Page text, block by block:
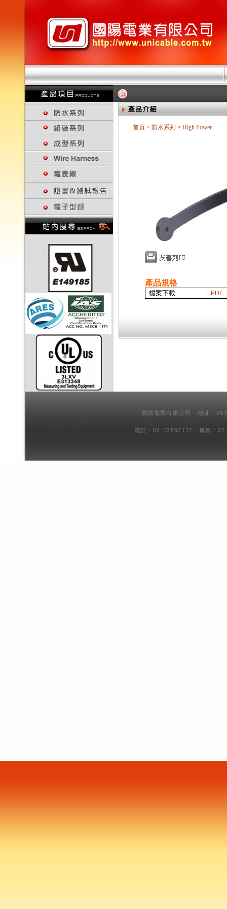
首頁 > 防水系列 > High Power
產品規格
檔案下載 PDF
國陽電業有限公司 地址：
電話：02-22862122 傳真：